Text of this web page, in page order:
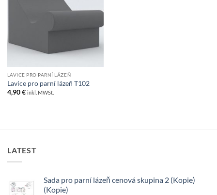
LAVICE PRO PARNÍ LÁZEŇ
Lavice pro parní lázeň T102
4,90€ inkl. MWSt.
LATEST
Sada pro parní lázeň cenová skupina 2 (Kopie)
(Kopie)